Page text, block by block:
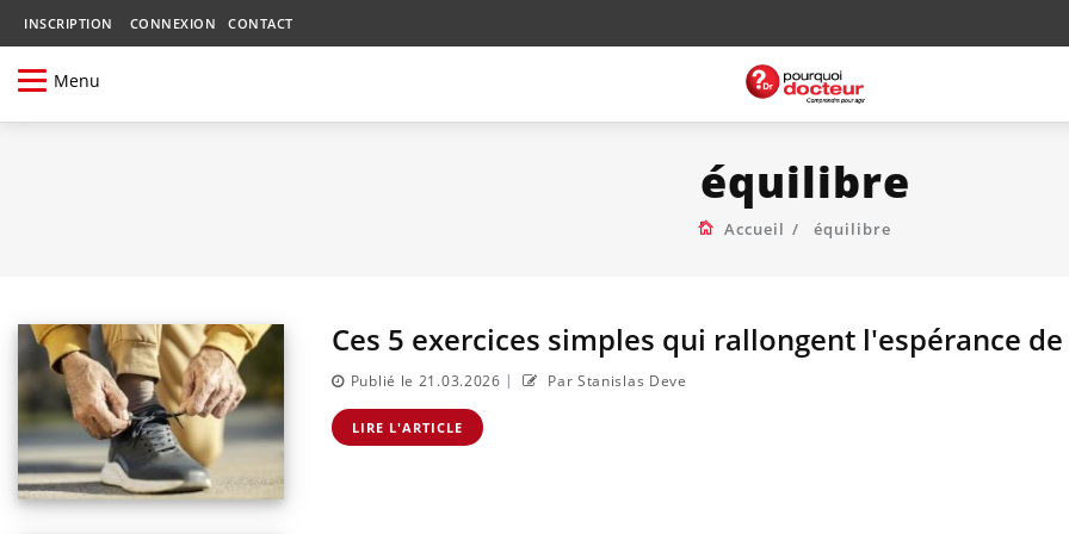
INSCRIPTION CONNEXION CONTACT
Menu
équilibre
Accueil équilibre
Ces 5 exercices simples qui rallongent l'espérance
Publié le 21.03.2026 | Par Stanislas Deve
LIRE L'ARTICLE